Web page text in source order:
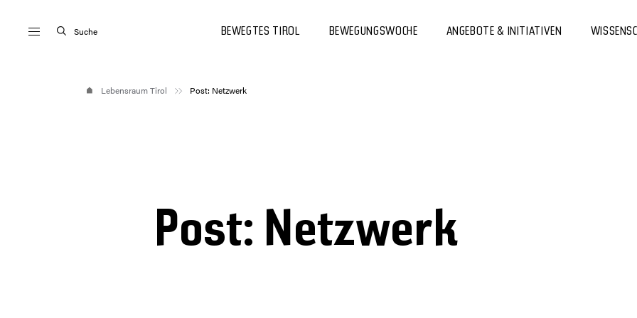
Suche BEWEGTES TIROL BEWEGUNGSWOCHE ANGEBOTE & INITIATIVEN
Lebensraum Tirol Post: Netzwerk
Post: Netzwerk